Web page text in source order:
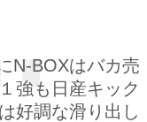
N-BOXはバカ売
強も日産キック
好調な滑り出し